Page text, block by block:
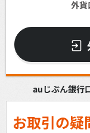
外貨
auじぶん銀行
お取引の疑